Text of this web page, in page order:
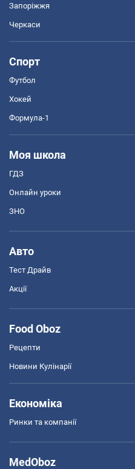
Запоріжжя
Черкаси
Спорт
Футбол
Хокей
Формула-1
Моя школа
ГДЗ
Онлайн уроки
ЗНО
Авто
Тест Драйв
Акції
Food Oboz
Рецепти
Новини Кулінарії
Економіка
Ринки та компанії
MedOboz